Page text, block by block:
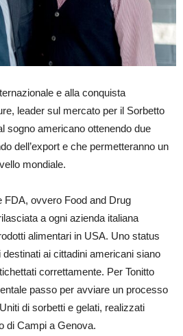
e alla conquista
leader sul mercato per il Sorbetto
sogno americano ottenendo due
dell’export e che permetteranno un
mondiale.
FDA, ovvero Food and Drug
a ogni azienda italiana
alimentari in USA. Uno status
ai cittadini americani siano
correttamente. Per Tonitto
passo per avviare un processo
di sorbetti e gelati, realizzati
di Campi a Genova.